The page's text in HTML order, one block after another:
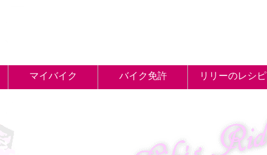
マイバイク バイク免許 リリーのレシピ